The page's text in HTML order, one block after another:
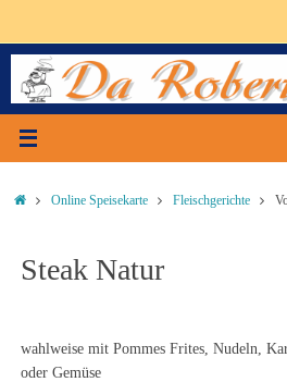
springen
StartOnline Speisekarte Fleischgerichte
Steak Natur
wahlweise mit Pommes Frites, Nudeln,
oder Gemüse